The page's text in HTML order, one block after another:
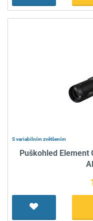
S variabilním zvětšením
Puškohled Element